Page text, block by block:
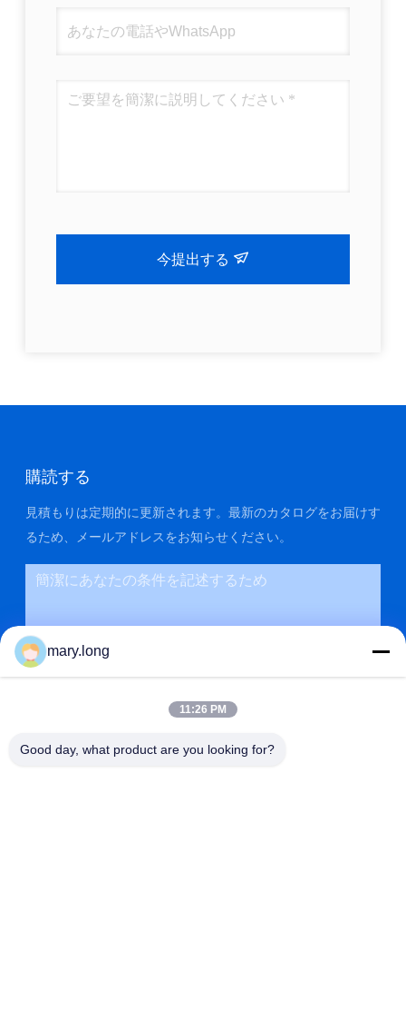
今提出する
購読する
見積もりは定期的に更新されます。最新のカタログをお届けす
るため、メールアドレスをお知らせください。
送信
mary.long
11:26 PM
Good day, what product are you looking for?